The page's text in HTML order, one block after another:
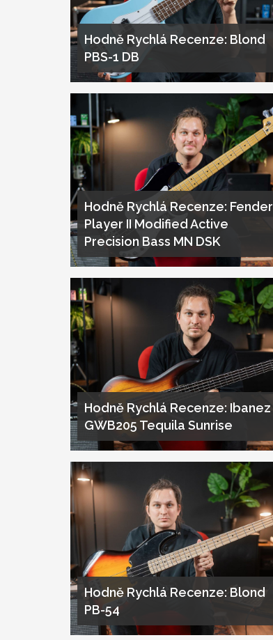
Hodně Rychlá Recenze: Blond
PBS-1 DB
Hodně Rychlá Recenze: Fender
Player II Modified Active
Precision Bass MN DSK
Hodně Rychlá Recenze: Ibanez
GWB205 Tequila Sunrise
Hodně Rychlá Recenze: Blond
PB-54